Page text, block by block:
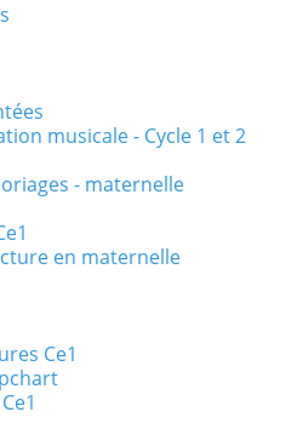
musicale - Cycle 1 et 2
- maternelle
en maternelle
Ce1